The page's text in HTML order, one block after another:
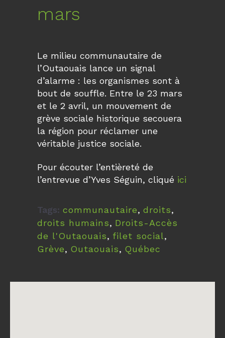
mars
Le milieu communautaire de
l’Outaouais lance un signal
d’alarme : les organismes sont à
bout de souffle. Entre le 23 mars
et le 2 avril, un mouvement de
grève sociale historique secouera
la région pour réclamer une
véritable justice sociale.
Pour écouter l’entièreté de
l’entrevue d’Yves Séguin, cliqué ici
Tags: communautaire, droits,
droits humains, Droits-Accès
de l'Outaouais, filet social,
Grève, Outaouais, Québec